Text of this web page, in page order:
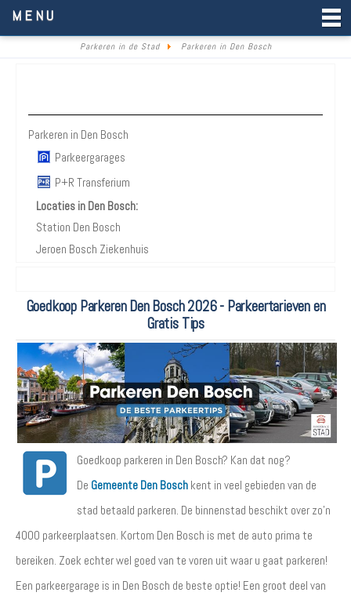
MENU
Parkeren in de Stad Parkeren in Den Bosch
Parkeren in Den Bosch
Parkeergarages
P+R Transferium
Locaties in Den Bosch:
Station Den Bosch
Jeroen Bosch Ziekenhuis
Goedkoop Parkeren Den Bosch 2026 - Parkeertarieven en
Gratis Tips
Goedkoop parkeren in Den Bosch? Kan dat nog?
De Gemeente Den Bosch kent in veel gebieden van de
stad betaald parkeren. De binnenstad beschikt over zo'n
4000 parkeerplaatsen. Kortom Den Bosch is met de auto prima te
bereiken. Zoek echter wel goed van te voren uit waar u gaat parkeren!
Een parkeergarage is in Den Bosch de beste optie! Een groot deel van